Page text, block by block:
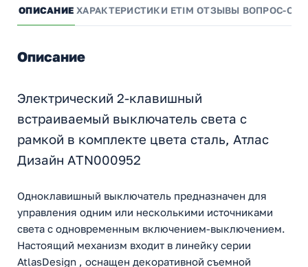
ОПИСАНИЕ ХАРАКТЕРИСТИКИ ETIM ОТЗЫВЫ ВОПРОС-
Описание
Электрический 2-клавишный
встраиваемый выключатель света с
рамкой в комплекте цвета сталь, Атлас
Дизайн ATN000952
Одноклавишный выключатель предназначен для
управления одним или несколькими источниками
света с одновременным включением-выключением.
Настоящий механизм входит в линейку серии
AtlasDesign , оснащен декоративной съемной